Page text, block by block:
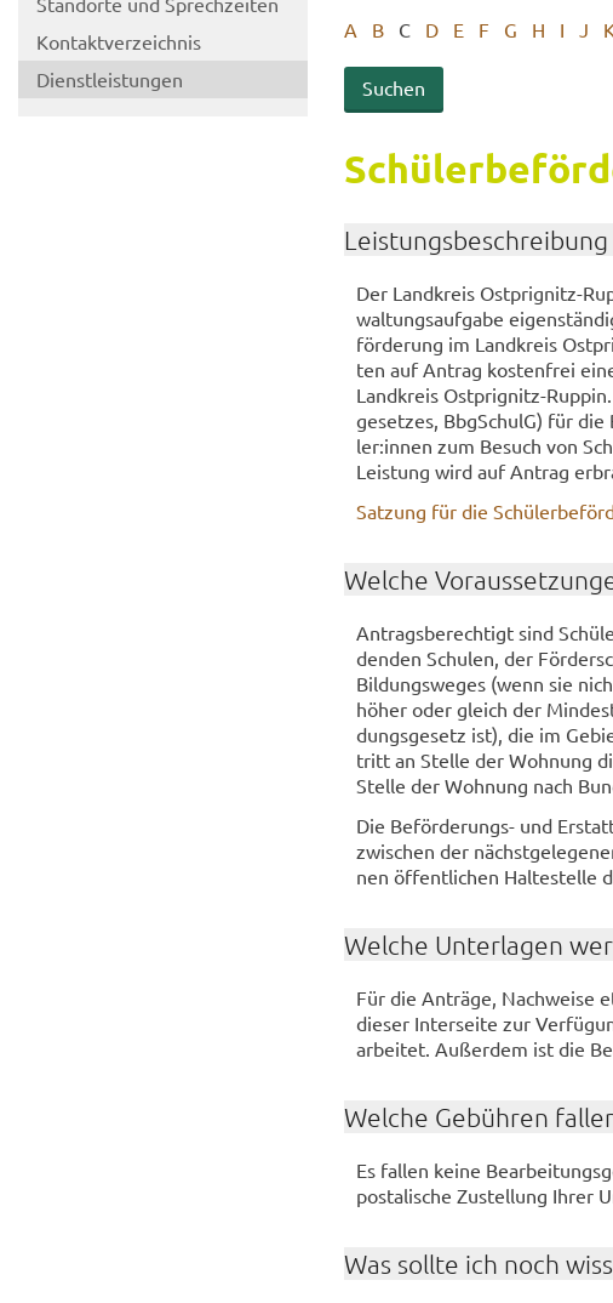
Kon­takt­ver­zeich­nis
Dienst­leis­tun­gen
A B C D E F G H I J
Leis­tungs­be­schrei­bung
Der Land­kreis Ostprignitz-​
wal­tungs­auf­ga­be
för­de­rung im Land­kreis
ten auf An­trag kos­ten­frei
Land­kreis Ostprignitz-​
ge­set­zes, Bb­g­SchulG) für
ler:innen zum Be­such von
Leis­tung wird auf An­trag
Sat­zung für die
Wel­che
An­trags­be­rech­tigt sind
den­den Schu­len, der
Bil­dungs­we­ges (wenn sie
höher oder gleich der
dungs­ge­setz ist), die im
tritt an Stel­le der Woh­nung
Stel­le der Woh­nung nach
Die Beförderungs-​ und
zwi­schen der
nen öf­fent­li­chen Hal­te­stel­le
Wel­che Un­ter­la­gen
Für die An­trä­ge, Nach­wei­se
die­ser In­ter­sei­te zur
ar­bei­tet. Au­ßer­dem ist die
Wel­che Ge­büh­ren
Es fal­len keine
pos­ta­li­sche Zu­stel­lung Ihrer
Was soll­te ich noch